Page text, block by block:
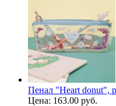
Пенал "Heart donut",
Цена: 163.00 руб.